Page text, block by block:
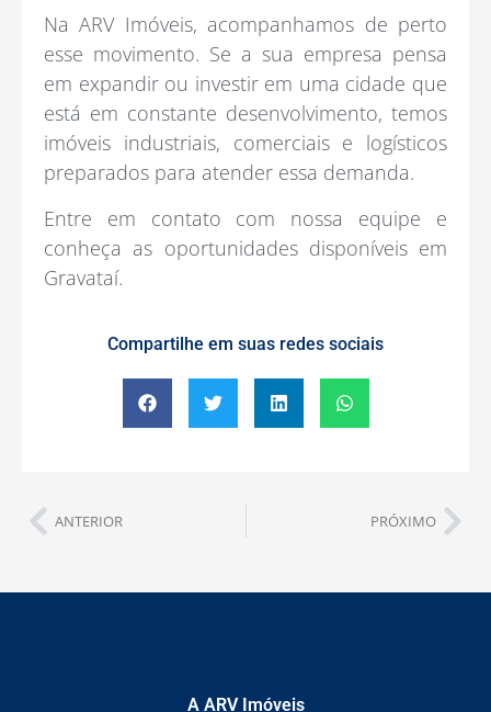
Na ARV Imóveis, acompanhamos de perto
esse movimento. Se a sua empresa pensa
em expandir ou investir em uma cidade que
está em constante desenvolvimento, temos
imóveis industriais, comerciais e logísticos
preparados para atender essa demanda.
Entre em contato com nossa equipe e
conheça as oportunidades disponíveis em
Gravataí.
Compartilhe em suas redes sociais
ANTERIOR PRÓXIMO
A ARV Imóveis